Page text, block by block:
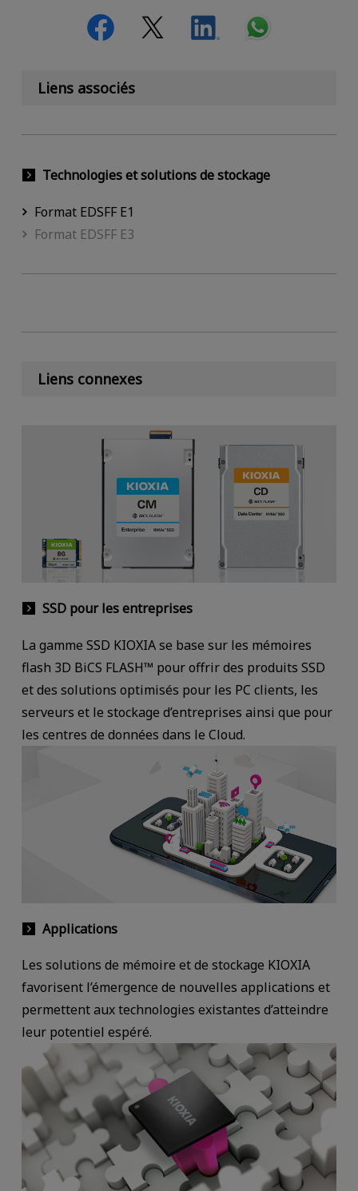
Liens associés
Technologies et solutions de stockage
Format EDSFF E1
Format EDSFF E3
Liens connexes
SSD pour les entreprises
La gamme SSD KIOXIA se base sur les mémoires
flash 3D BiCS FLASH™ pour offrir des produits SSD
et des solutions optimisés pour les PC clients, les
serveurs et le stockage d’entreprises ainsi que pour
les centres de données dans le Cloud.
Applications
Les solutions de mémoire et de stockage KIOXIA
favorisent l’émergence de nouvelles applications et
permettent aux technologies existantes d’atteindre
leur potentiel espéré.